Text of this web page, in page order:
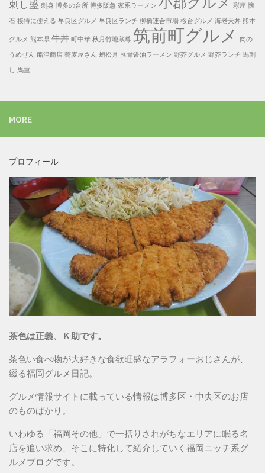
刺し盛 刺身 博多の台所 博多阪急 家系ラーメン 彩座 懐
石 接待に使える 早良区グルメ 早良区ランチ 柳橋連合市場 桜台グルメ 海老天丼 熊本
グルメ 熊本県 牛丼 町中華 秋月竹地蔵尊 筑前町グルメ
肉の
うめぜん 船津商店 蕎麦屋さん 蛸松月 豚骨醤油ラーメン 野芥グルメ 野芥ランチ 馬刺
し 馬重
MORE
プロフィール
茶色は正義、Ｋ助です。
茶色い食べ物が大好きな食欲旺盛なアラフォーおじさんが、
綴る福岡グルメ日記。
グルメ情報サイトに載っている情報は博多区・中央区のお店
のものばかり。
いわゆる「福岡その他」で一括りされがちなエリアに眠る名
店を追い求め、そこに特化して紹介していく福岡ニッチ系グ
ルメブログです。